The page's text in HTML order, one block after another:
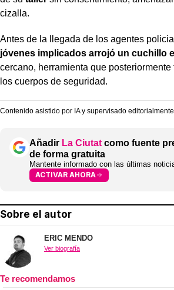
cizalla.
Antes de la llegada de los agentes
jóvenes implicados arrojó un cuchillo
cercano, herramienta que
los cuerpos de seguridad.
Contenido asistido por IA y supervisado editorialmente
Añadir La Ciutat como fuente
de forma gratuita
Mantente informado con las últimas
ACTIVAR AHORA
Sobre el autor
ERIC MENDO
Ver biografía